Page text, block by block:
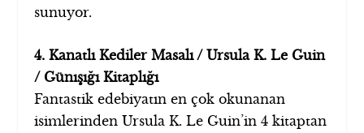
sunuyor.
4. Kanatlı Kediler Masalı / Ursula K. Le Guin
/ Günışığı Kitaplığı
Fantastik edebiyatın en çok okunanan
isimlerinden Ursula K. Le Guin’in 4 kitaptan